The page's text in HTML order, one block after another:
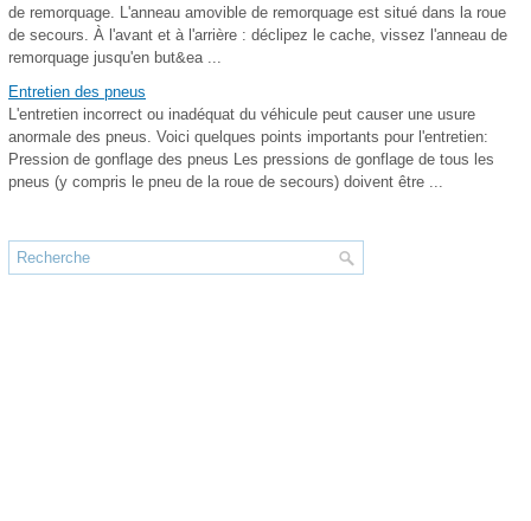
de remorquage. L'anneau amovible de remorquage est situé dans la roue
de secours. À l'avant et à l'arrière : déclipez le cache, vissez l'anneau de
remorquage jusqu'en but&ea ...
Entretien des pneus
L'entretien incorrect ou inadéquat du véhicule peut causer une usure
anormale des pneus. Voici quelques points importants pour l'entretien:
Pression de gonflage des pneus Les pressions de gonflage de tous les
pneus (y compris le pneu de la roue de secours) doivent être ...